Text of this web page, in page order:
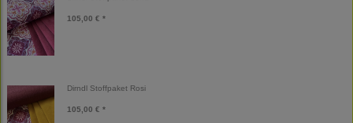
105,00 € *
Dirndl Stoffpaket Rosi
105,00 € *